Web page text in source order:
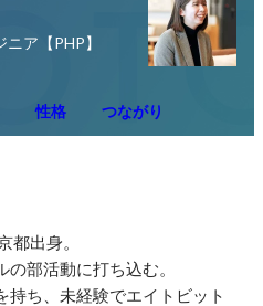
ア【PHP】
性格 つながり
都出身。
部活動に打ち込む。
ち、未経験でエイトビット